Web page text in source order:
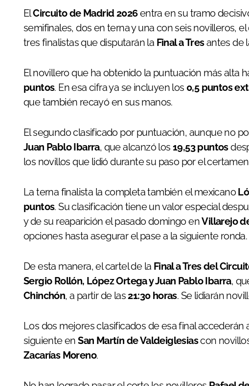
ElCircuito de Madrid 2026entra en su tramo
semifinales, dos en terna y una con seis novilleros,
tres finalistas que disputarán la Final a Tresantes de
El novillero que ha obtenido la puntuación más alta
puntos. En esa cifra ya se incluyen los 0,5 puntos
que también recayó en sus manos.
El segundo clasificado por puntuación, aunque no
Juan Pablo Ibarra, que alcanzó los19,53 puntos
los novillos que lidió durante su paso por el
La terna finalista la completa también el mexicano
puntos. Su clasificación tiene un valor especial
y de su reaparición el pasado domingo enVillarejo
opciones hasta asegurar el pase a la siguiente ronda.
De esta manera, el cartel de la Final a Tres del
Sergio Rollón, López Ortega y Juan Pablo Ibarra,
Chinchón, a partir de las21:30 horas. Se lidiarán
Los dos mejores clasificados de esa final accederán
siguiente enSan Martín de Valdeiglesiascon
Zacarías Moreno.